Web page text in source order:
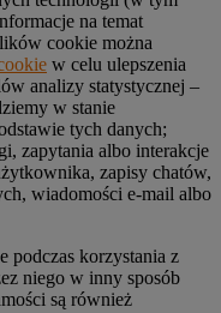
na temat
cookie można
w celu ulepszenia
analizy statystycznej –
w stanie
tych danych;
zapytania albo interakcje
zapisy chatów,
wiadomości e-mail albo
podczas korzystania z
niego w inny sposób
są również